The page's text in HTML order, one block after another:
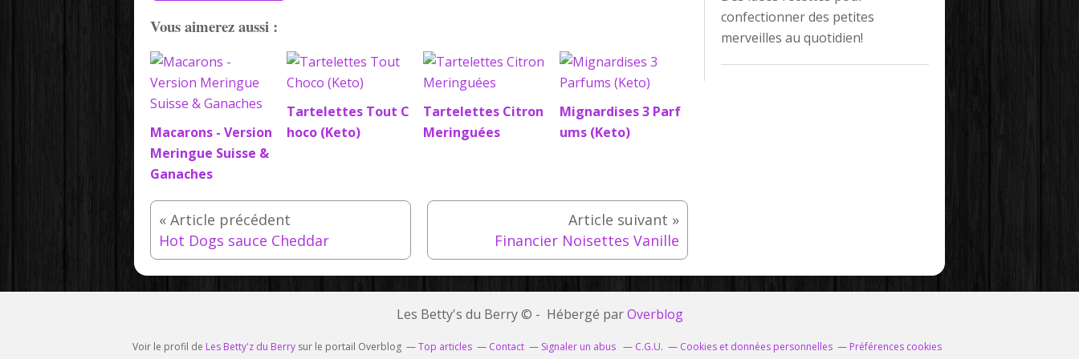
Vous aimerez aussi :
Macarons - Version
Meringue Suisse &
Ganaches
Tartelettes Tout C
hoco (Keto)
Tartelettes Citron
Meringuées
Mignardises 3 Parf
ums (Keto)
Hot Dogs sauce Cheddar Financier Noisettes Vanille
confectionner des petites
merveilles au quotidien!
Les Betty's du Berry © - Hébergé parOverblog
Voir le profil de Les Betty'z du Berry sur le portail Overblog Top articles Contact Signaler un abus C.G.U. Cookies et données personnelles Préférences cookies